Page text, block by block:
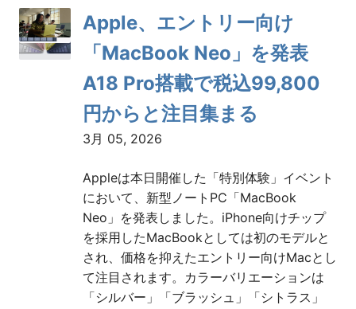
Apple、エントリー向け
「MacBook Neo」を発表
A18 Pro搭載で税込99,800
円からと注目集まる
3月 05, 2026
Appleは本日開催した「特別体験」イベント
において、新型ノートPC「MacBook
Neo」を発表しました。iPhone向けチップ
を採用したMacBookとしては初のモデルと
され、価格を抑えたエントリー向けMacとし
て注目されます。カラーバリエーションは
「シルバー」「ブラッシュ」「シトラス」